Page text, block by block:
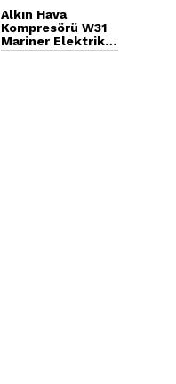
Alkın Hava
Kompresörü W31
Mariner Elektrikli
Yüksek Basınç